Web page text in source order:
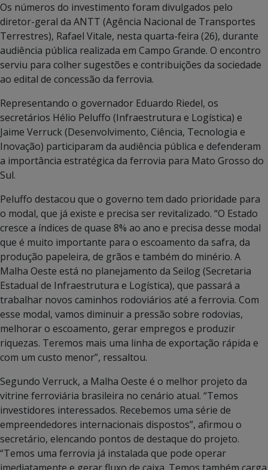
Os números do investimento foram divulgados pelo
diretor-geral da ANTT (Agência Nacional de Transportes
Terrestres), Rafael Vitale, nesta quarta-feira (26), durante
audiência pública realizada em Campo Grande. O encontro
serviu para colher sugestões e contribuições da sociedade
ao edital de concessão da ferrovia.
Representando o governador Eduardo Riedel, os
secretários Hélio Peluffo (Infraestrutura e Logística) e
Jaime Verruck (Desenvolvimento, Ciência, Tecnologia e
Inovação) participaram da audiência pública e defenderam
a importância estratégica da ferrovia para Mato Grosso do
Sul.
Peluffo destacou que o governo tem dado prioridade para
o modal, que já existe e precisa ser revitalizado. “O Estado
cresce a índices de quase 8% ao ano e precisa desse modal
que é muito importante para o escoamento da safra, da
produção papeleira, de grãos e também do minério. A
Malha Oeste está no planejamento da Seilog (Secretaria
Estadual de Infraestrutura e Logística), que passará a
trabalhar novos caminhos rodoviários até a ferrovia. Com
esse modal, vamos diminuir a pressão sobre rodovias,
melhorar o escoamento, gerar empregos e produzir
riquezas. Teremos mais uma linha de exportação rápida e
com um custo menor”, ressaltou.
Segundo Verruck, a Malha Oeste é o melhor projeto da
vitrine ferroviária brasileira no cenário atual. “Temos
investidores interessados. Recebemos uma série de
empreendedores internacionais dispostos”, afirmou o
secretário, elencando pontos de destaque do projeto.
“Temos uma ferrovia já instalada que pode operar